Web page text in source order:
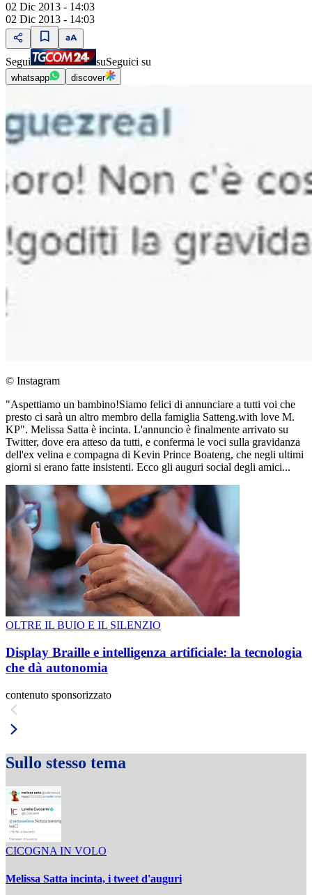
02 Dic 2013 - 14:03
02 Dic 2013 - 14:03
Segui suSeguici su
whatsapp discover
© Instagram
"Aspettiamo un bambino!Siamo felici di annunciare a tutti voi che
presto ci sarà un altro membro della famiglia Satteng.with love M.
KP". Melissa Satta è incinta. L'annuncio è finalmente arrivato su
Twitter, dove era atteso da tutti, e conferma le voci sulla gravidanza
dell'ex velina e compagna di Kevin Prince Boateng, che negli ultimi
giorni si erano fatte insistenti. Ecco gli auguri social degli amici...
OLTRE IL BUIO E IL SILENZIO
Display Braille e intelligenza artificiale: la tecnologia
che dà autonomia
contenuto sponsorizzato
Sullo stesso tema
CICOGNA IN VOLO
Melissa Satta incinta, i tweet d'auguri